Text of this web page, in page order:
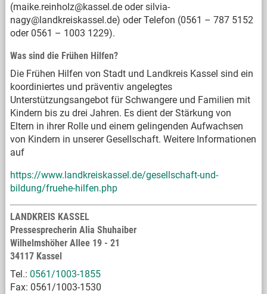
(maike.reinholz@kassel.de oder silvia-
nagy@landkreiskassel.de) oder Telefon (0561 – 787 5152
oder 0561 – 1003 1229).
Was sind die Frühen Hilfen?
Die Frühen Hilfen von Stadt und Landkreis Kassel sind ein
koordiniertes und präventiv angelegtes
Unterstützungsangebot für Schwangere und Familien mit
Kindern bis zu drei Jahren. Es dient der Stärkung von
Eltern in ihrer Rolle und einem gelingenden Aufwachsen
von Kindern in unserer Gesellschaft. Weitere Informationen
auf
https://www.landkreiskassel.de/gesellschaft-und-
bildung/fruehe-hilfen.php
LANDKREIS KASSEL
Pressesprecherin Alia Shuhaiber
Wilhelmshöher Allee 19 - 21
34117 Kassel
Tel.: 0561/1003-1855
Fax: 0561/1003-1530